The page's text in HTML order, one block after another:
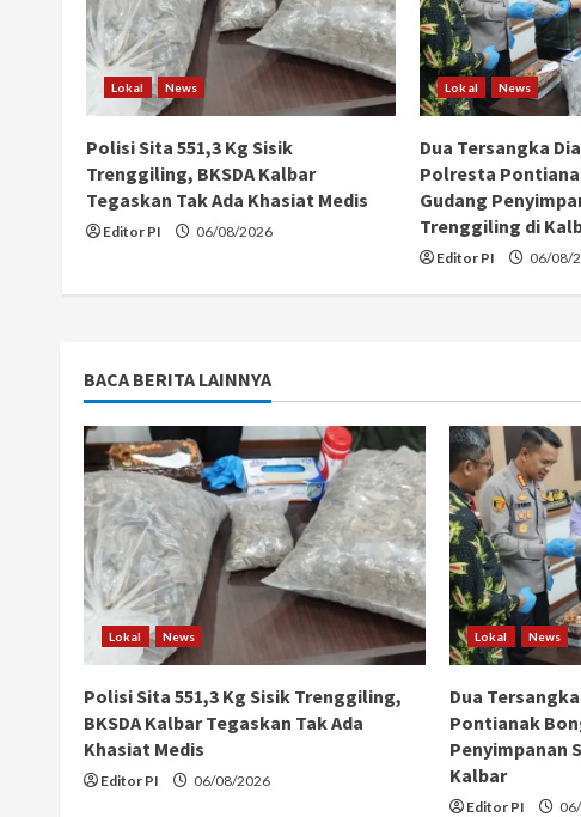
e
R
e
a
d
g
Lokal News
Polisi Sita 551,3 Kg Sisik
Trenggiling, BKSDA Kalbar
Tegaskan Tak Ada Khasiat Medis
Editor PI 06/08/2026
Lokal News
Dua Tersangka
Polresta
Gudang
Trenggiling di
Editor PI 06/08/
BACA BERITA LAINNYA
Lokal News
Polisi Sita 551,3 Kg Sisik Trenggiling,
BKSDA Kalbar Tegaskan Tak Ada
Khasiat Medis
Editor PI 06/08/2026
Lokal News
Dua
Pontianak
Penyimpanan
Kalbar
Editor PI